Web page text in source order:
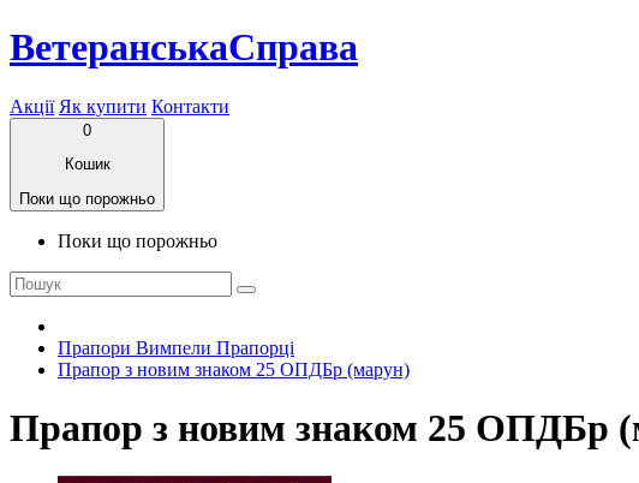
ВетеранськаСправа
Акції Як купити Контакти
0
Кошик
Поки що порожньо
Поки що порожньо
Прапори Вимпели Прапорці
Прапор з новим знаком 25 ОПДБр (марун)
Прапор з новим знаком 25 ОПДБр